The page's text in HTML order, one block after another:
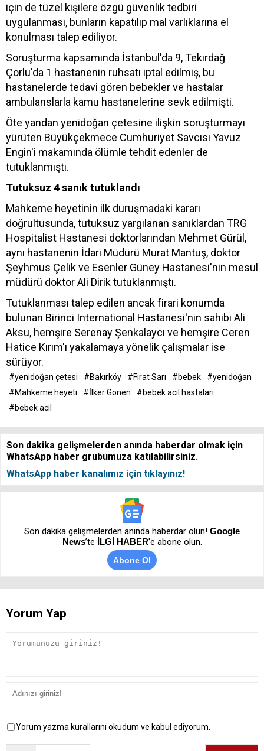
için de tüzel kişilere özgü güvenlik tedbiri
uygulanması, bunların kapatılıp mal varlıklarına el
konulması talep ediliyor.
Soruşturma kapsamında İstanbul'da 9, Tekirdağ
Çorlu'da 1 hastanenin ruhsatı iptal edilmiş, bu
hastanelerde tedavi gören bebekler ve hastalar
ambulanslarla kamu hastanelerine sevk edilmişti.
Öte yandan yenidoğan çetesine ilişkin soruşturmayı
yürüten Büyükçekmece Cumhuriyet Savcısı Yavuz
Engin'i makamında ölümle tehdit edenler de
tutuklanmıştı.
Tutuksuz 4 sanık tutuklandı
Mahkeme heyetinin ilk duruşmadaki kararı
doğrultusunda, tutuksuz yargılanan sanıklardan TRG
Hospitalist Hastanesi doktorlarından Mehmet Gürül,
aynı hastanenin İdari Müdürü Murat Mantuş, doktor
Şeyhmus Çelik ve Esenler Güney Hastanesi'nin mesul
müdürü doktor Ali Dirik tutuklanmıştı.
Tutuklanması talep edilen ancak firari konumda
bulunan Birinci International Hastanesi'nin sahibi Ali
Aksu, hemşire Serenay Şenkalaycı ve hemşire Ceren
Hatice Kırım'ı yakalamaya yönelik çalışmalar ise
sürüyor.
#yenidoğan çetesi #Bakırköy #Fırat Sarı #bebek
#yenidoğan
#Mahkeme heyeti
#İlker Gönen
#bebek acil hastaları
#bebek acil
Son dakika gelişmelerden anında haberdar olmak için
WhatsApp haber grubumuza katılabilirsiniz.
WhatsApp haber kanalımız için tıklayınız!
Son dakika gelişmelerden anında haberdar olun! Google
News’te İLGİ HABER'e abone olun.
Abone Ol
Yorum Yap
Yorum yazma kurallarını okudum ve kabul ediyorum.